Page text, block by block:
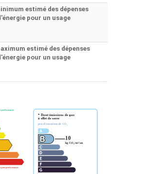
estimé des dépenses
pour un usage
estimé des dépenses
pour un usage